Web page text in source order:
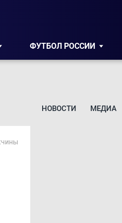
ФУТБОЛ РОССИИ
НОВОСТИ МЕДИА